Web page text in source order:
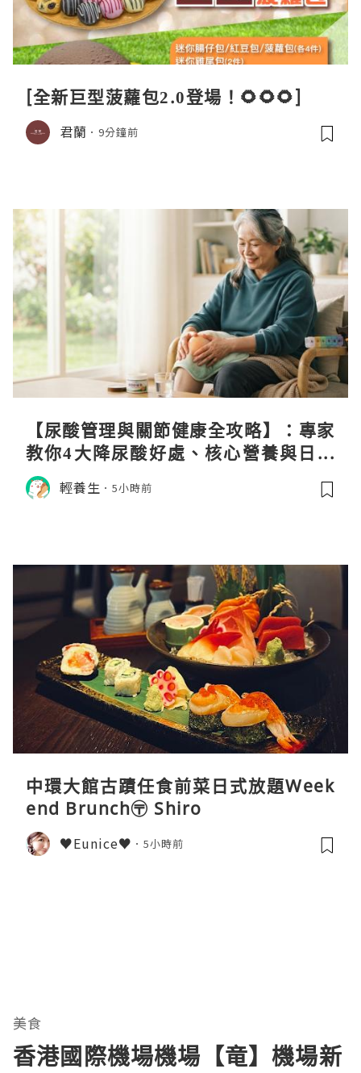
[全新巨型菠蘿包2.0登場！🌻🌻🌻]
君蘭 9分鐘前
【尿酸管理與關節健康全攻略】：專家
教你4大降尿酸好處、核心營養與日常
飲食調理秘訣
輕養生 5小時前
中環大館古蹟任食前菜日式放題Week
end Brunch〶 Shiro
♥Eunice♥ 5小時前
美食
香港國際機場機場【竜】機場新